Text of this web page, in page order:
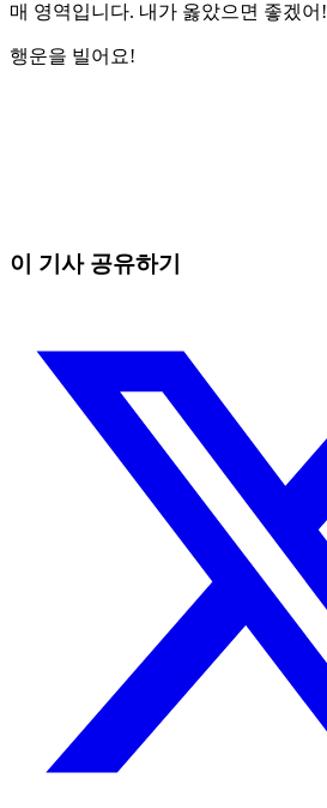
매 영역입니다. 내가 옳았으면 좋겠어!
행운을 빌어요!
이 기사 공유하기